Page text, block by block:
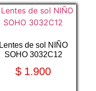
Lentes de sol NIÑO
SOHO 3032C12
$ 1.900